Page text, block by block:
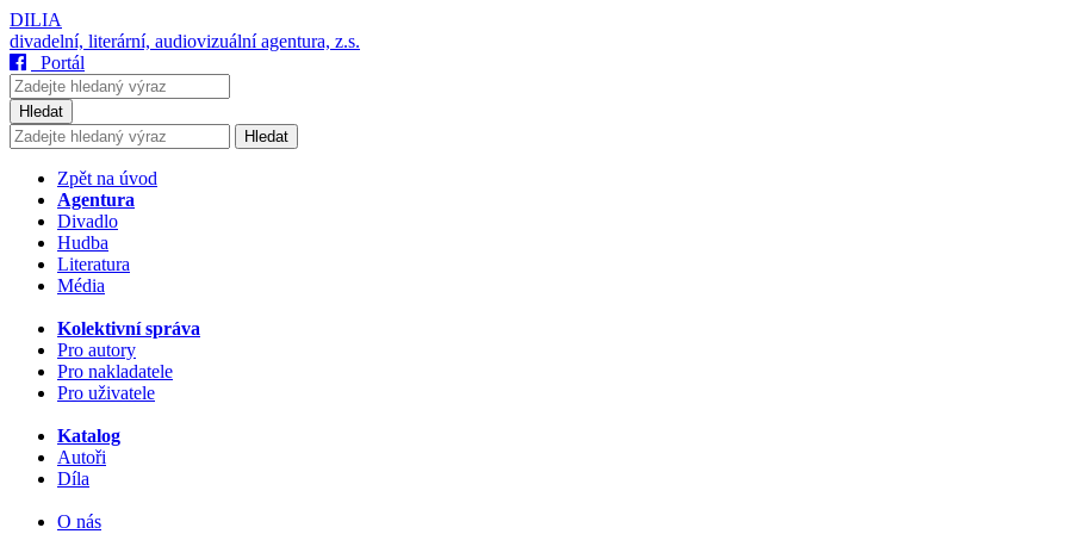
DILIA
divadelní, literární, audiovizuální agentura, z.s.
Portál
Hledat
Hledat
Zpět na úvod
Agentura
Divadlo
Hudba
Literatura
Média
Kolektivní správa
Pro autory
Pro nakladatele
Pro uživatele
Katalog
Autoři
Díla
O nás